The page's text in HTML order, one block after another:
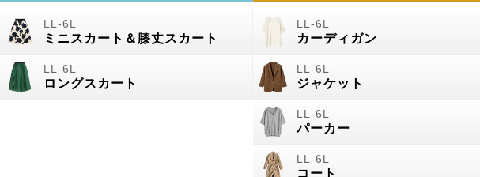
ミニスカート＆膝丈スカート
ロングスカート
カーディガン
ジャケット
パーカー
コート